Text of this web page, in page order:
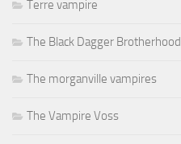
Terre vampire
The Black Dagger Brotherhood
The morganville vampires
The Vampire Voss